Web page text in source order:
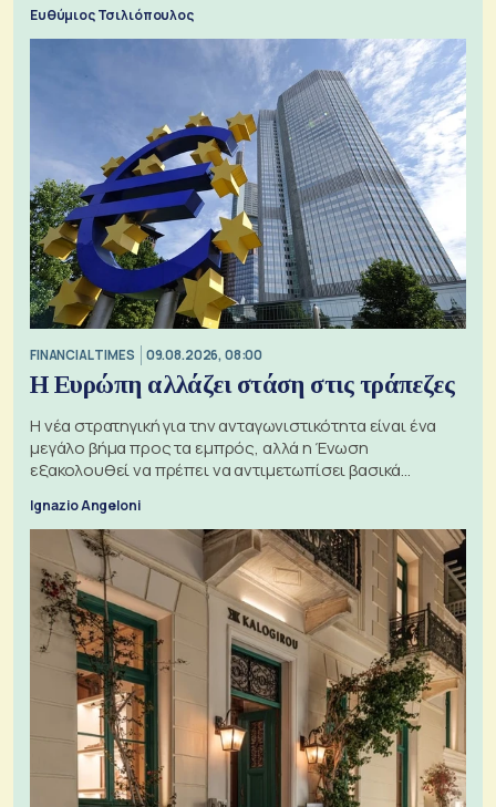
Ευθύμιος Τσιλιόπουλος
FINANCIAL TIMES 09.08.2026, 08:00
Η Ευρώπη αλλάζει στάση στις τράπεζες
Η νέα στρατηγική για την ανταγωνιστικότητα είναι ένα
μεγάλο βήμα προς τα εμπρός, αλλά η Ένωση
εξακολουθεί να πρέπει να αντιμετωπίσει βασικά
Ignazio Angeloni